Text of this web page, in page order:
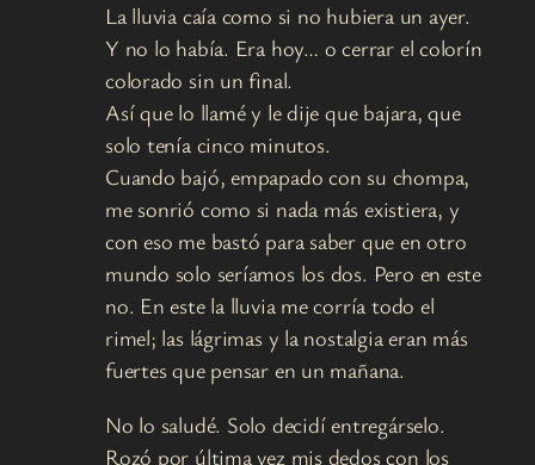
La lluvia caía como si no hubiera un ayer.
Y no lo había. Era hoy… o cerrar el colorín
colorado sin un final.
Así que lo llamé y le dije que bajara, que
solo tenía cinco minutos.
Cuando bajó, empapado con su chompa,
me sonrió como si nada más existiera, y
con eso me bastó para saber que en otro
mundo solo seríamos los dos. Pero en este
no. En este la lluvia me corría todo el
rimel; las lágrimas y la nostalgia eran más
fuertes que pensar en un mañana.
No lo saludé. Solo decidí entregárselo.
Rozó por última vez mis dedos con los